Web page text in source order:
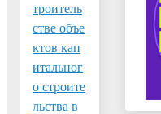
троитель
стве объе
ктов кап
итальног
о строите
льства в